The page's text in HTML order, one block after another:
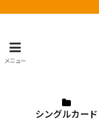
メニュー
シングルカード